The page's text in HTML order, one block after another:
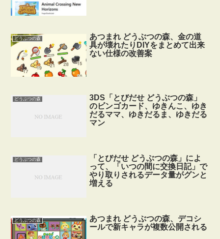
どうぶつの森
あつまれ どうぶつの森、金の道
具が壊れたりDIYをまとめて出来
ない仕様の改善案
どうぶつの森
3DS「とびだせ どうぶつの森」
のビンゴカード、ゆきんこ、ゆき
だるママ、ゆきだるま、ゆきだる
マン
どうぶつの森
「とびだせ どうぶつの森」によ
って、「いつの間に交換日記」で
やり取りされるデータ量がグンと
増える
どうぶつの森
あつまれ どうぶつの森、デコシ
ールで新キャラが複数公開される